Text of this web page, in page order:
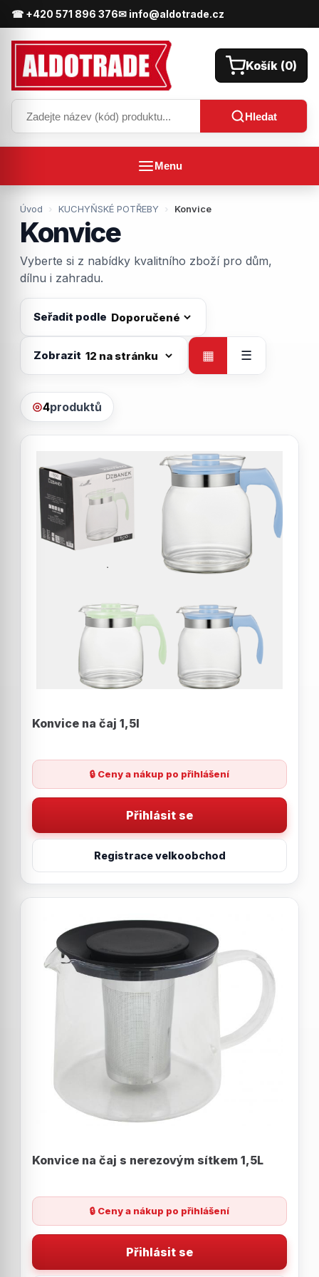
☎ +420 571 896 376✉ info@aldotrade.cz
Hledat
Košík (0)
Menu
Úvod KUCHYŇSKÉ POTŘEBY Konvice
Konvice
Vyberte si z nabídky kvalitního zboží pro dům,
dílnu i zahradu.
Seřadit podle
Zobrazit ▦ ☰
4produktů
Konvice na čaj 1,5l
🔒 Ceny a nákup po přihlášení
Přihlásit se
Registrace velkoobchod
Konvice na čaj s nerezovým sítkem 1,5L
🔒 Ceny a nákup po přihlášení
Přihlásit se